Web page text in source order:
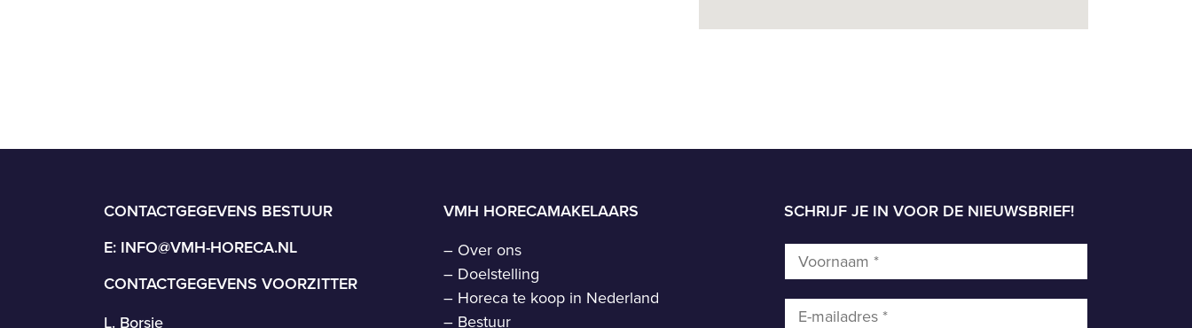
CONTACTGEGEVENS BESTUUR
E: INFO@VMH-HORECA.NL
CONTACTGEGEVENS VOORZITTER
L. Borsje
VMH HORECAMAKELAARS
– Over ons
– Doelstelling
– Horeca te koop in Nederland
– Bestuur
SCHRIJF JE IN VOOR DE NIEUWSBRIEF!